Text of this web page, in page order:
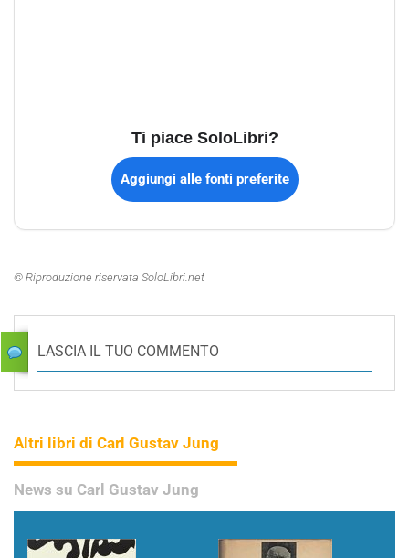
Ti piace SoloLibri?
Aggiungi alle fonti preferite
© Riproduzione riservata SoloLibri.net
LASCIA IL TUO COMMENTO
Altri libri di Carl Gustav Jung
News su Carl Gustav Jung